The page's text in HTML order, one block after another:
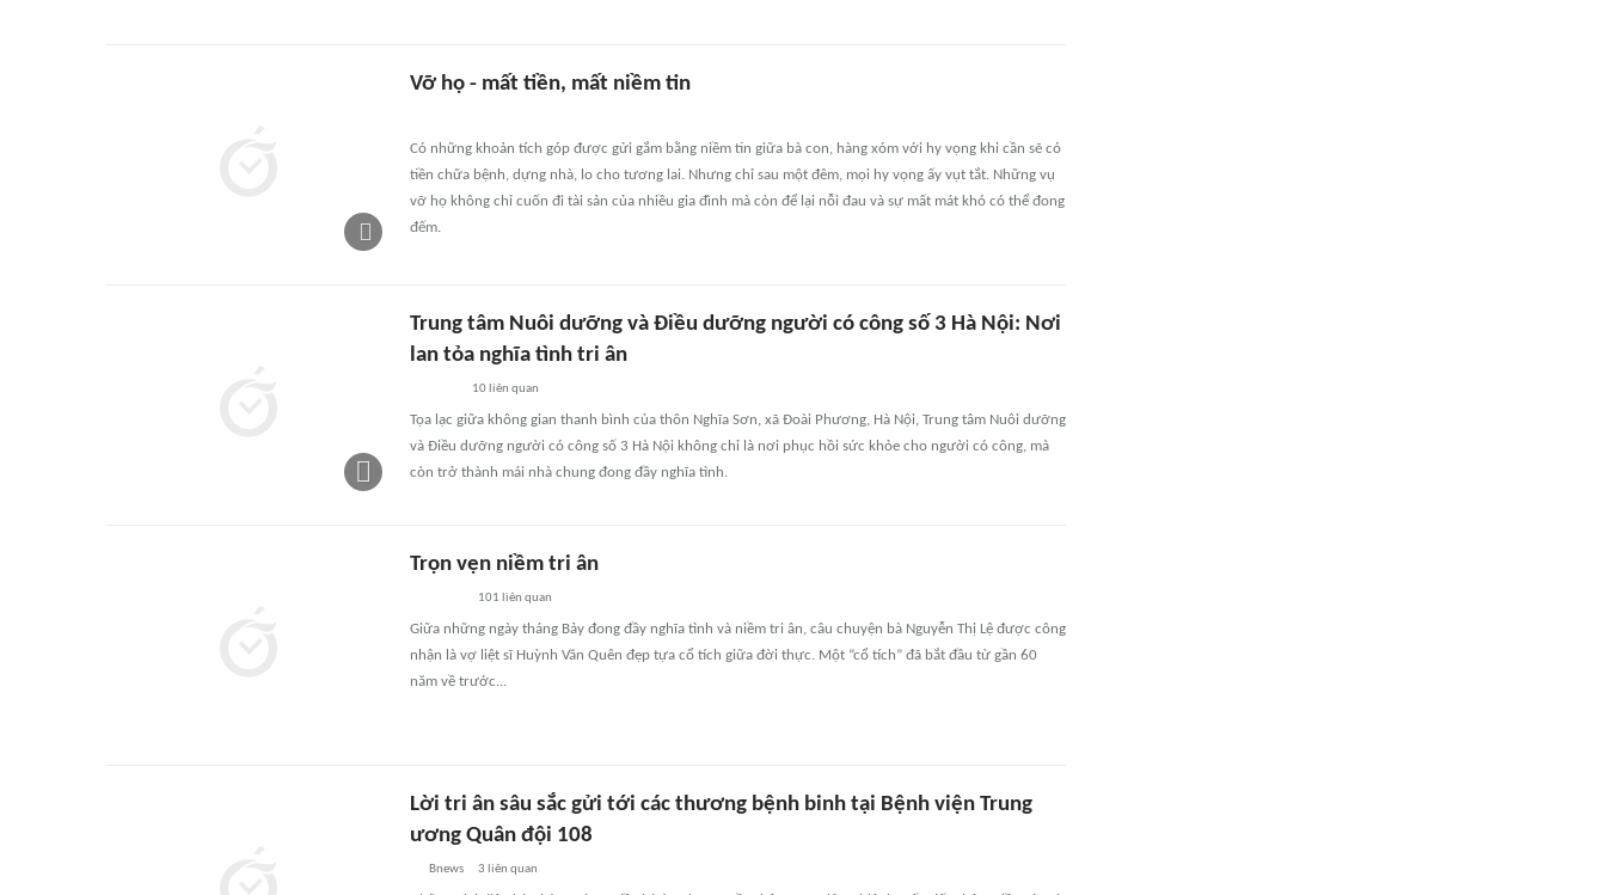
Vỡ họ - mất tiền, mất niềm tin
Có những khoản tích góp được gửi gắm bằng niềm tin giữa bà con, hàng xóm với hy vọng khi cần sẽ có
tiền chữa bệnh, dựng nhà, lo cho tương lai. Nhưng chỉ sau một đêm, mọi hy vọng ấy vụt tắt. Những vụ
vỡ họ không chỉ cuốn đi tài sản của nhiều gia đình mà còn để lại nỗi đau và sự mất mát khó có thể đong
đếm.
Trung tâm Nuôi dưỡng và Điều dưỡng người có công số 3 Hà Nội: Nơi
lan tỏa nghĩa tình tri ân
10liên quan
Tọa lạc giữa không gian thanh bình của thôn Nghĩa Sơn, xã Đoài Phương, Hà Nội, Trung tâm Nuôi dưỡng
và Điều dưỡng người có công số 3 Hà Nội không chỉ là nơi phục hồi sức khỏe cho người có công, mà
còn trở thành mái nhà chung đong đầy nghĩa tình.
Trọn vẹn niềm tri ân
101 liên quan
Giữa những ngày tháng Bảy đong đầy nghĩa tình và niềm tri ân, câu chuyện bà Nguyễn Thị Lệ được công
nhận là vợ liệt sĩ Huỳnh Văn Quên đẹp tựa cổ tích giữa đời thực. Một “cổ tích” đã bắt đầu từ gần 60
năm về trước...
Lời tri ân sâu sắc gửi tới các thương bệnh binh tại Bệnh viện Trung
ương Quân đội 108
Bnews 3 liên quan